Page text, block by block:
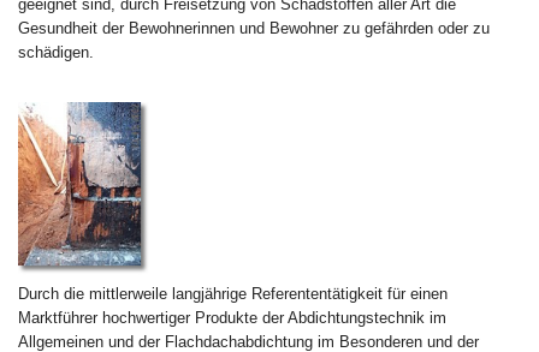
geeignet sind, durch Freisetzung von Schadstoffen aller Art die
Gesundheit der Bewohnerinnen und Bewohner zu gefährden oder zu
schädigen.
Durch die mittlerweile langjährige Referententätigkeit für einen
Marktführer hochwertiger Produkte der Abdichtungstechnik im
Allgemeinen und der Flachdachabdichtung im Besonderen und der